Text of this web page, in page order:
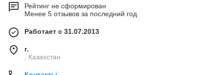
Рейтинг не сформирован
Менее 5 отзывов за последний год
Работает с 31.07.2013
г.
, Казахстан